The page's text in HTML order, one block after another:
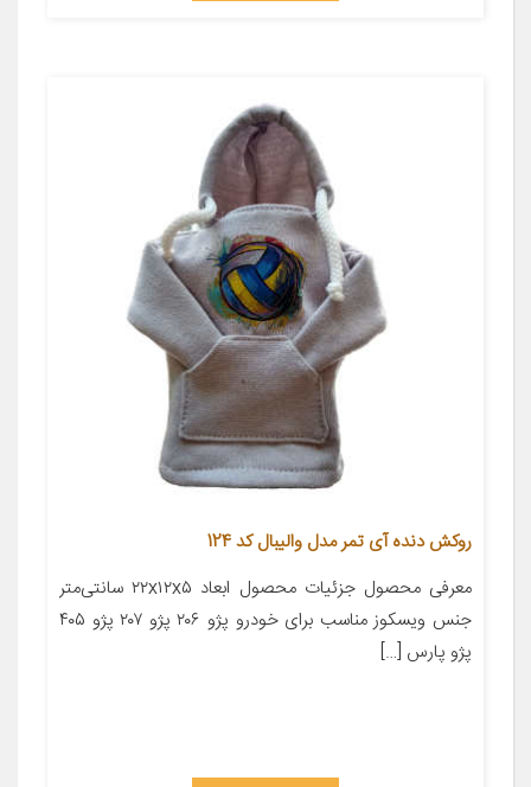
روکش دنده آی تمر مدل والیبال کد 124
معرفی محصول جزئیات محصول ابعاد ۲۲x۱۲x۵ سانتی‌متر
جنس ویسکوز مناسب برای خودرو پژو ۲۰۶ پژو ۲۰۷ پژو ۴۰۵
پژو پارس […]